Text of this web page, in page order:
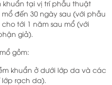
khuẩn tại vị trí phẫu thuật
đến 30 ngày sau (với phẫu
tới 1 năm sau mổ (với
giả).
gồm:
khuẩn ở dưới lớp da và các
rạch da).